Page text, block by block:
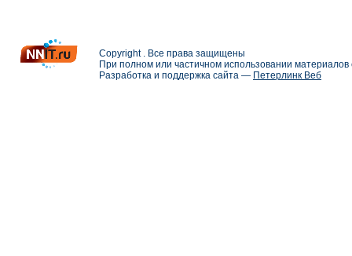
Copyright . Все права защищены
При полном или частичном использовании
Разработка и поддержка сайта — Петерлинк Веб